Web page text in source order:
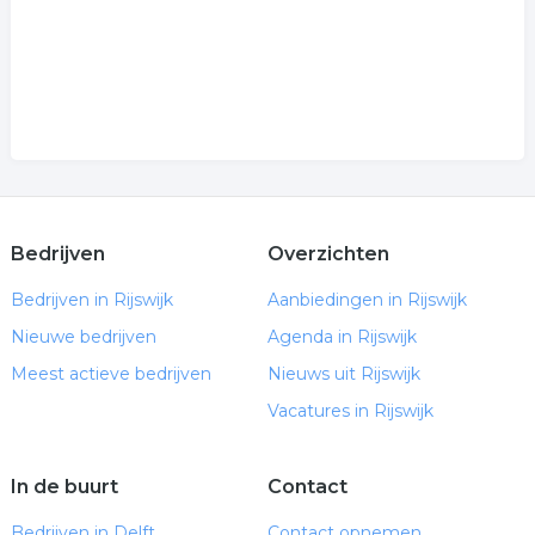
Bedrijven
Bedrijven in Rijswijk
Nieuwe bedrijven
Meest actieve bedrijven
Overzichten
Aanbiedingen in Rijswijk
Agenda in Rijswijk
Nieuws uit Rijswijk
Vacatures in Rijswijk
In de buurt Contact